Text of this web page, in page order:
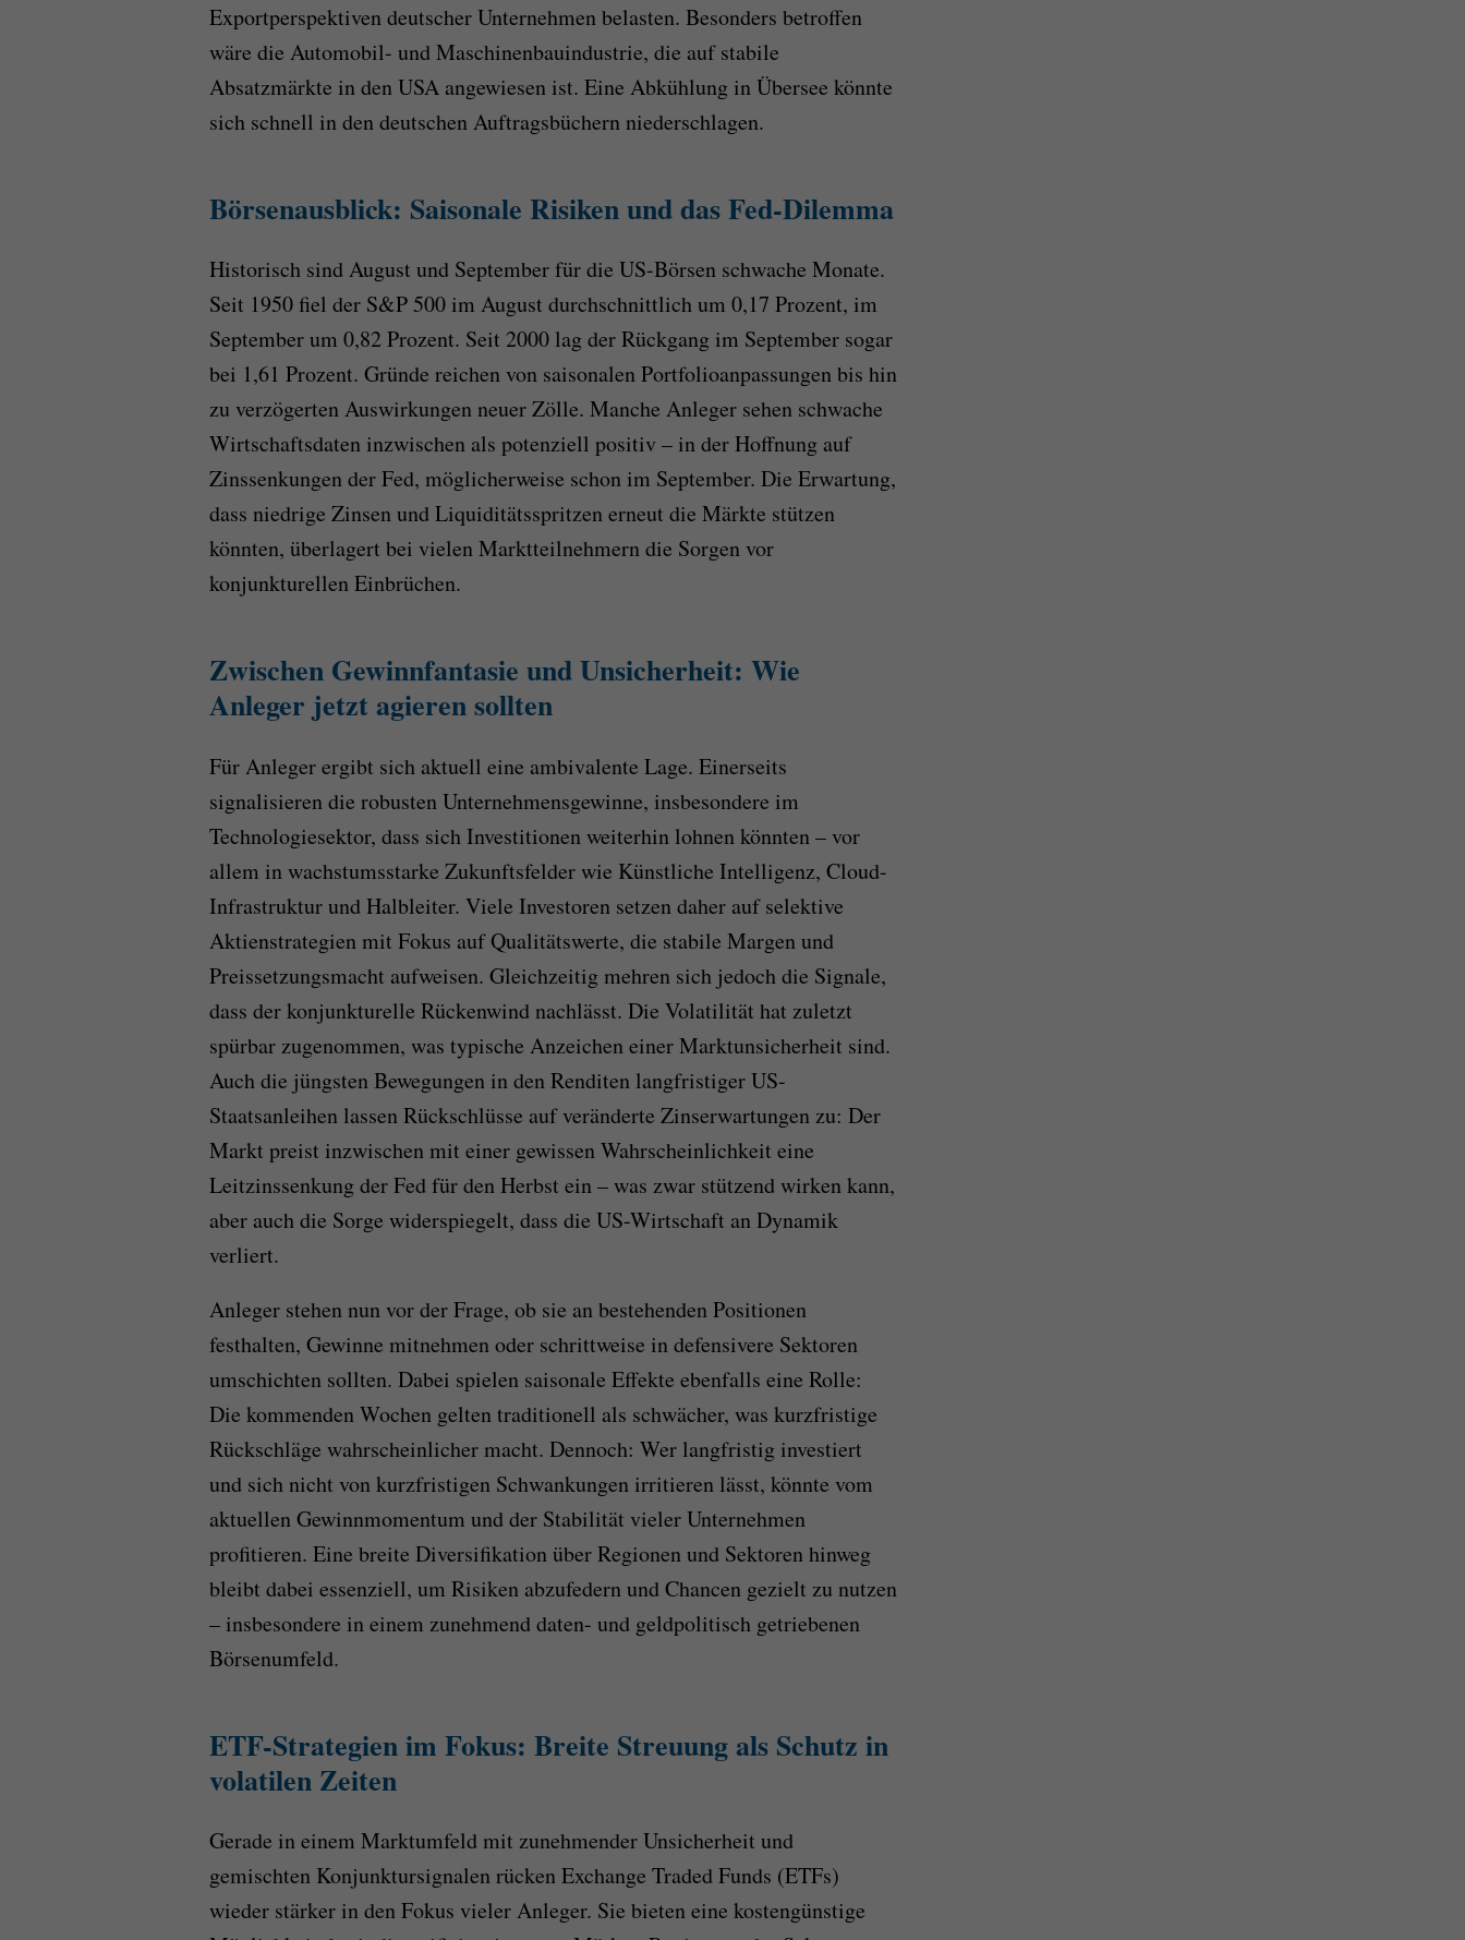
Exportperspektiven deutscher Unternehmen belasten. Besonders betroffen
wäre die Automobil- und Maschinenbauindustrie, die auf stabile
Absatzmärkte in den USA angewiesen ist. Eine Abkühlung in Übersee könnte
sich schnell in den deutschen Auftragsbüchern niederschlagen.
Börsenausblick: Saisonale Risiken und das Fed-Dilemma
Historisch sind August und September für die US-Börsen schwache Monate.
Seit 1950 fiel der S&P 500 im August durchschnittlich um 0,17 Prozent, im
September um 0,82 Prozent. Seit 2000 lag der Rückgang im September sogar
bei 1,61 Prozent. Gründe reichen von saisonalen Portfolioanpassungen bis hin
zu verzögerten Auswirkungen neuer Zölle. Manche Anleger sehen schwache
Wirtschaftsdaten inzwischen als potenziell positiv – in der Hoffnung auf
Zinssenkungen der Fed, möglicherweise schon im September. Die Erwartung,
dass niedrige Zinsen und Liquiditätsspritzen erneut die Märkte stützen
könnten, überlagert bei vielen Marktteilnehmern die Sorgen vor
konjunkturellen Einbrüchen.
Zwischen Gewinnfantasie und Unsicherheit: Wie
Anleger jetzt agieren sollten
Für Anleger ergibt sich aktuell eine ambivalente Lage. Einerseits
signalisieren die robusten Unternehmensgewinne, insbesondere im
Technologiesektor, dass sich Investitionen weiterhin lohnen könnten – vor
allem in wachstumsstarke Zukunftsfelder wie Künstliche Intelligenz, Cloud-
Infrastruktur und Halbleiter. Viele Investoren setzen daher auf selektive
Aktienstrategien mit Fokus auf Qualitätswerte, die stabile Margen und
Preissetzungsmacht aufweisen. Gleichzeitig mehren sich jedoch die Signale,
dass der konjunkturelle Rückenwind nachlässt. Die Volatilität hat zuletzt
spürbar zugenommen, was typische Anzeichen einer Marktunsicherheit sind.
Auch die jüngsten Bewegungen in den Renditen langfristiger US-
Staatsanleihen lassen Rückschlüsse auf veränderte Zinserwartungen zu: Der
Markt preist inzwischen mit einer gewissen Wahrscheinlichkeit eine
Leitzinssenkung der Fed für den Herbst ein – was zwar stützend wirken kann,
aber auch die Sorge widerspiegelt, dass die US-Wirtschaft an Dynamik
verliert.
Anleger stehen nun vor der Frage, ob sie an bestehenden Positionen
festhalten, Gewinne mitnehmen oder schrittweise in defensivere Sektoren
umschichten sollten. Dabei spielen saisonale Effekte ebenfalls eine Rolle:
Die kommenden Wochen gelten traditionell als schwächer, was kurzfristige
Rückschläge wahrscheinlicher macht. Dennoch: Wer langfristig investiert
und sich nicht von kurzfristigen Schwankungen irritieren lässt, könnte vom
aktuellen Gewinnmomentum und der Stabilität vieler Unternehmen
profitieren. Eine breite Diversifikation über Regionen und Sektoren hinweg
bleibt dabei essenziell, um Risiken abzufedern und Chancen gezielt zu nutzen
– insbesondere in einem zunehmend daten- und geldpolitisch getriebenen
Börsenumfeld.
ETF-Strategien im Fokus: Breite Streuung als Schutz in
volatilen Zeiten
Gerade in einem Marktumfeld mit zunehmender Unsicherheit und
gemischten Konjunktursignalen rücken Exchange Traded Funds (ETFs)
wieder stärker in den Fokus vieler Anleger. Sie bieten eine kostengünstige